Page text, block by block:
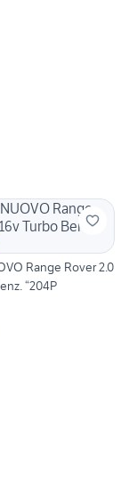
Range Rover 2.0
“204P